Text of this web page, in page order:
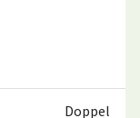
Doppel